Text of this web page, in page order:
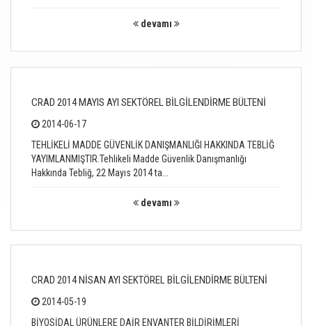
devamı
CRAD 2014 MAYIS AYI SEKTÖREL BİLGİLENDİRME BÜLTENİ
2014-06-17
TEHLİKELİ MADDE GÜVENLİK DANIŞMANLIĞI HAKKINDA TEBLİĞ
YAYIMLANMIŞTIR.Tehlikeli Madde Güvenlik Danışmanlığı
Hakkında Tebliğ, 22 Mayıs 2014 ta...
devamı
CRAD 2014 NİSAN AYI SEKTÖREL BİLGİLENDİRME BÜLTENİ
2014-05-19
BİYOSİDAL ÜRÜNLERE DAİR ENVANTER BİLDİRİMLERİ